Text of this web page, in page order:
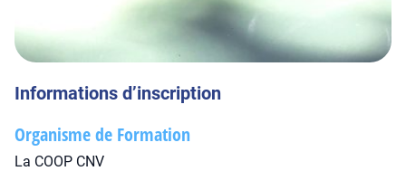
Informations d’inscription
Organisme de Formation
La COOP CNV